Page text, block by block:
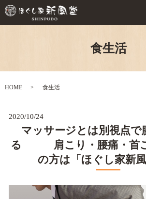
食生活
HOME 食生活
2020/10/24
マッサージとは別視点で
る 肩こり・腰痛・首こ
の方は「ほぐし家新